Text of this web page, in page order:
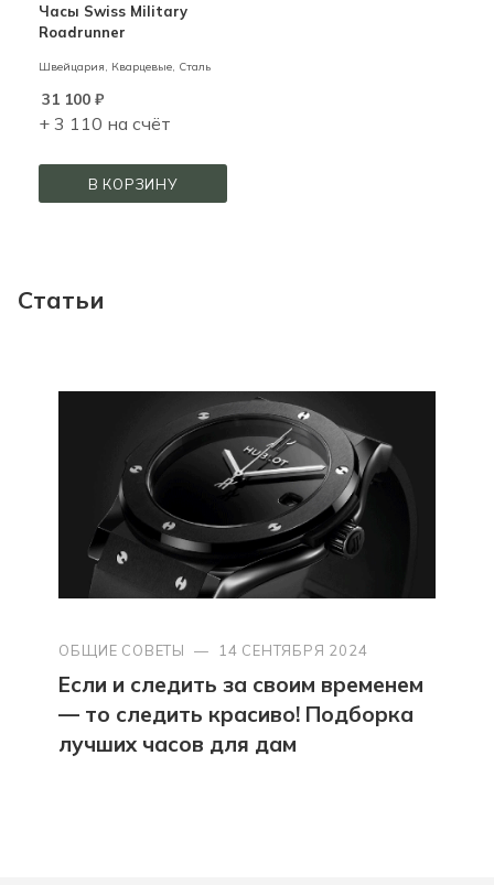
Часы Swiss Military
Roadrunner
Швейцария, Кварцевые, Сталь
31 100 ₽
+ 3 110 на счёт
В КОРЗИНУ
Статьи
ОБЩИЕ СОВЕТЫ — 14 СЕНТЯБРЯ 2024
Если и следить за своим временем
— то следить красиво! Подборка
лучших часов для дам